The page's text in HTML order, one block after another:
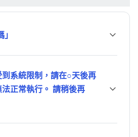
到系統限制，請在○天後再
正常執行。 請稍後再